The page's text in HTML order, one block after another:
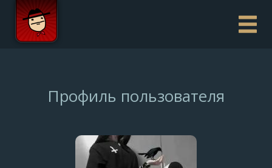
Профиль пользователя